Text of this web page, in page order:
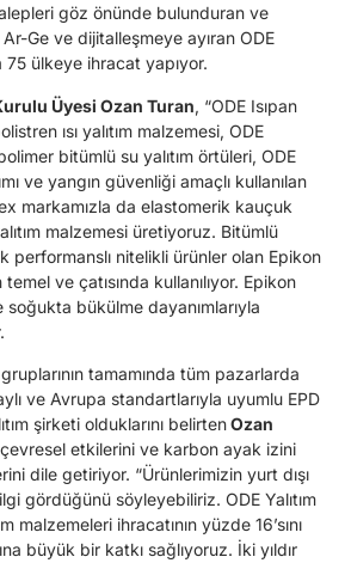
göz önünde bulunduran ve
Ge ve dijitalleşmeye ayıran ODE
75 ülkeye ihracat yapıyor.
Üyesi Ozan Turan, “ODE Isıpan
ısı yalıtım malzemesi, ODE
bitümlü su yalıtım örtüleri, ODE
ve yangın güvenliği amaçlı kullanılan
markamızla da elastomerik kauçuk
malzemesi üretiyoruz. Bitümlü
performanslı nitelikli ürünler olan Epikon
ve çatısında kullanılıyor. Epikon
bükülme dayanımlarıyla
tamamında tüm pazarlarda
ve Avrupa standartlarıyla uyumlu EPD
şirketi olduklarını belirtenOzan
etkilerini ve karbon ayak izini
dile getiriyor. “Ürünlerimizin yurt dışı
gördüğünü söyleyebiliriz. ODE Yalıtım
malzemeleri ihracatının yüzde 16’sını
büyük bir katkı sağlıyoruz. İki yıldır